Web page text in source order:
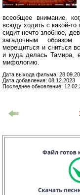
всеобщее внимание,
всюду ходить с какой-то
сидит нечто злобное,
загадочным
мерещиться и сниться
и куда делась Тамира,
мифологию.
Дата выхода фильма:
Дата добавления: 08.12.2023
Последнее обновление: